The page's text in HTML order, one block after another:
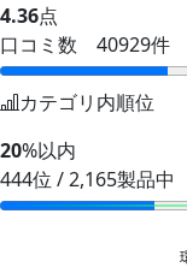
4.36点
口コミ数 40929件
カテゴリ内順位
20%以内
444位 / 2,165製品中